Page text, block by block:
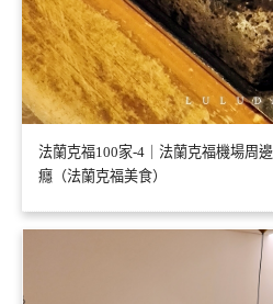
法蘭克福100家-4｜法蘭克福機場周
癮（法蘭克福美食）